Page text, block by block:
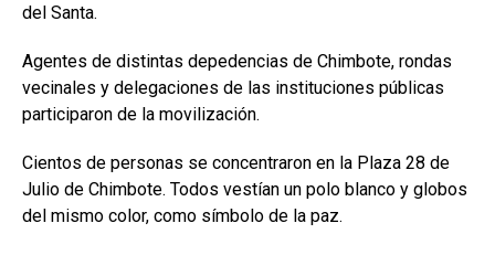
del Santa.
Agentes de distintas depedencias de Chimbote, rondas
vecinales y delegaciones de las instituciones públicas
participaron de la movilización.
Cientos de personas se concentraron en la Plaza 28 de
Julio de Chimbote. Todos vestían un polo blanco y globos
del mismo color, como símbolo de la paz.